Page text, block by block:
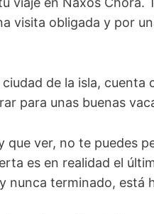
visita obligada y por
de la isla, cuenta
para unas buenas
que ver, no te puedes
es en realidad el
nunca terminado, está